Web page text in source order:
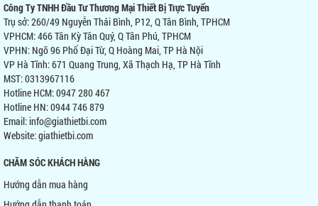
Công Ty TNHH Đầu Tư Thương Mại Thiết Bị Trực Tuyến
Trụ sở: 260/49 Nguyễn Thái Bình, P12, Q Tân Bình, TPHCM
VPHCM: 466 Tân Kỳ Tân Quý, Q Tân Phú, TPHCM
VPHN: Ngõ 96 Phố Đại Từ, Q Hoàng Mai, TP Hà Nội
VP Hà Tĩnh: 671 Quang Trung, Xã Thạch Hạ, TP Hà Tĩnh
MST: 0313967116
Hotline HCM: 0947 280 467
Hotline HN: 0944 746 879
Email: info@giathietbi.com
Website:giathietbi.com
CHĂM SÓC KHÁCH HÀNG
Hướng dẫn mua hàng